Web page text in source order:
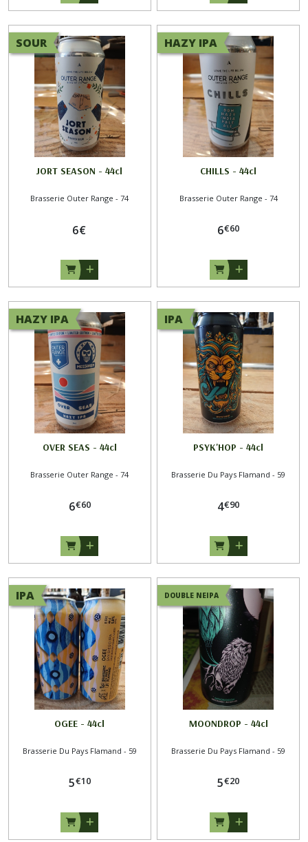
SOUR
JORT SEASON - 44cl
Brasserie Outer Range - 74
6€
HAZY IPA
CHILLS - 44cl
Brasserie Outer Range - 74
6€60
HAZY IPA
OVER SEAS - 44cl
Brasserie Outer Range - 74
6€60
IPA
PSYK'HOP - 44cl
Brasserie Du Pays Flamand - 59
4€90
IPA
OGEE - 44cl
Brasserie Du Pays Flamand - 59
5€10
DOUBLE NEIPA
MOONDROP - 44cl
Brasserie Du Pays Flamand - 59
5€20